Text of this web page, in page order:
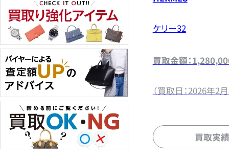
ケリー32
買取金額：
（買取日：2026年2
買取実